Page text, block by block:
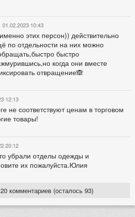
01.02.2023 10:43
этих персон)) действительно
по отдельности на них можно
быстро
когда они вместе
отвращение🙈
12:13
не соответствуют ценам в торговом
товары!
20:12
убрали отделы одежды и
их пожалуйста.Юлия
комментариев (осталось 93)